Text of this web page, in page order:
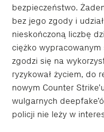
bezpieczeństwo.
bez jego zgody i
nieskończoną liczbę
ciężko
zgodzi się na
ryzykował życiem, do
nowym Counter
wulgarnych
policji nie leży w